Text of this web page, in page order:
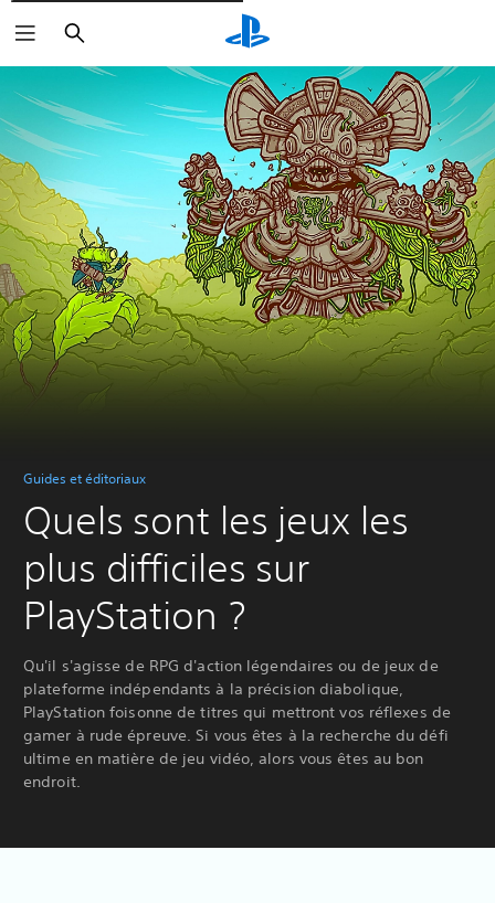
Rechercher
Guides et éditoriaux
Quels sont les jeux les
plus difficiles sur
PlayStation ?
Qu'il s'agisse de RPG d'action légendaires ou de jeux de
plateforme indépendants à la précision diabolique,
PlayStation foisonne de titres qui mettront vos réflexes de
gamer à rude épreuve. Si vous êtes à la recherche du défi
ultime en matière de jeu vidéo, alors vous êtes au bon
endroit.